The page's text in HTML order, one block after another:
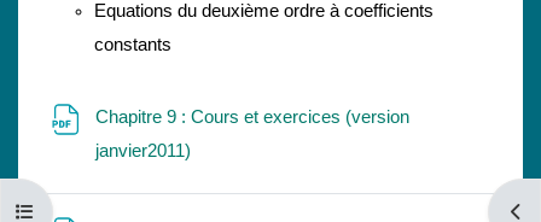
Open course index
Equations du deuxième ordre à coefficients
constants
Chapitre 9 : Cours et exercices (version
janvier2011)